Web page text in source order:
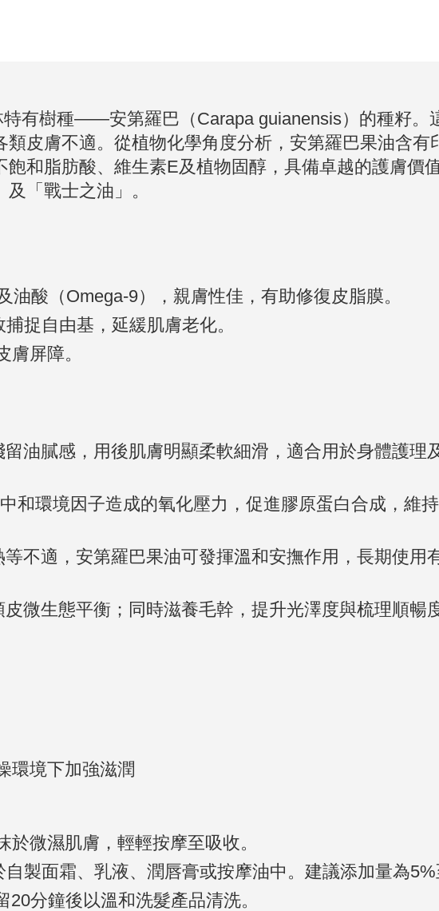
有樹種——安第羅巴（Carapa guianensis）的種籽。
皮膚不適。從植物化學角度分析，安第羅巴果油含有
和脂肪酸、維生素E及植物固醇，具備卓越的護膚價值
「戰士之油」。
油酸（Omega-9），親膚性佳，有助修復皮脂膜。
捉自由基，延緩肌膚老化。
屏障。
油膩感，用後肌膚明顯柔軟細滑，適合用於身體護理
和環境因子造成的氧化壓力，促進膠原蛋白合成，維持
不適，安第羅巴果油可發揮溫和安撫作用，長期使用
微生態平衡；同時滋養毛幹，提升光澤度與梳理順暢度
環境下加強滋潤
於微濕肌膚，輕輕按摩至吸收。
製面霜、乳液、潤唇膏或按摩油中。建議添加量為5%
20分鐘後以溫和洗髮產品清洗。